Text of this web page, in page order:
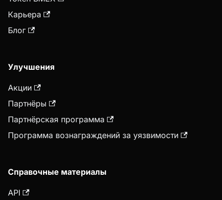
Карьера
Блог
Улучшения
Акции
Партнёры
Партнёрская программа
Программа вознаграждений за уязвимости
Справочные материалы
API